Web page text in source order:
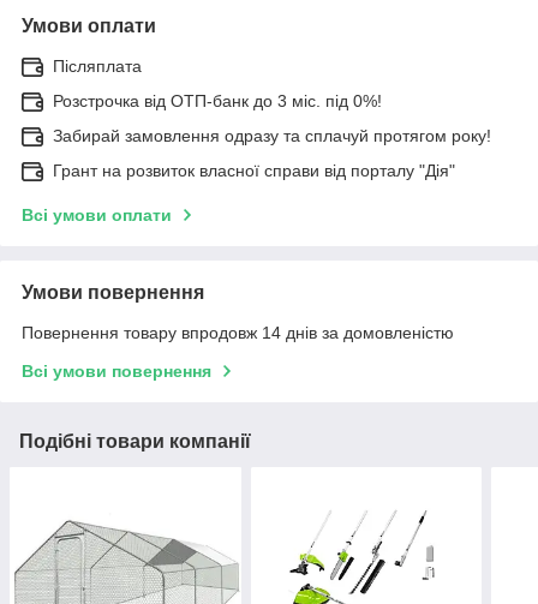
Умови оплати
Післяплата
Розстрочка від ОТП-банк до 3 міс. під 0%!
Забирай замовлення одразу та сплачуй протягом року!
Грант на розвиток власної справи від порталу "Дія"
Всі умови оплати
Умови повернення
Повернення товару впродовж 14 днів за домовленістю
Всі умови повернення
Подібні товари компанії